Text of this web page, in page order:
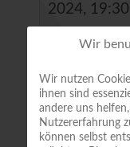
2024, 19:30
Aufrufe:
Der
Wir
Wir nutzen
ihnen sind
andere uns
Nutzererfahrung
können selbst